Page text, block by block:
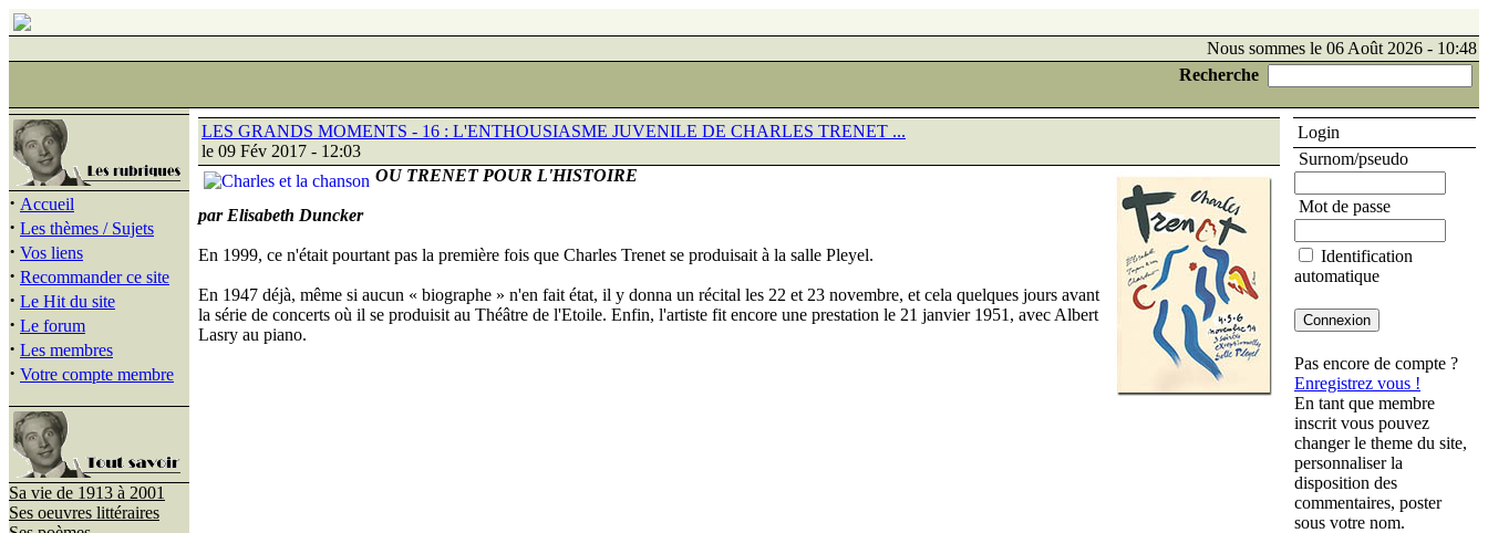
Nous sommes le 06 Août 2026 - 10:48
Recherche
· Accueil
· Les thèmes / Sujets
· Vos liens
· Recommander ce site
· Le Hit du site
· Le forum
· Les membres
· Votre compte membre
Sa vie de 1913 à 2001
Ses oeuvres littéraires
LES GRANDS MOMENTS - 16 : L'ENTHOUSIASME JUVENILE DE CHARLES TRENET ...
le 09 Fév 2017 - 12:03
OU TRENET POUR L'HISTOIRE
par Elisabeth Duncker
En 1999, ce n'était pourtant pas la première fois que Charles Trenet se produisait à la salle Pleyel.
En 1947 déjà, même si aucun « biographe » n'en fait état, il y donna un récital les 22 et 23 novembre, et cela quelques jours avant
la série de concerts où il se produisit au Théâtre de l'Etoile. Enfin, l'artiste fit encore une prestation le 21 janvier 1951, avec Albert
Lasry au piano.
Login
Surnom/pseudo
Mot de passe
Identification
automatique
Pas encore de compte ?
Enregistrez vous !
En tant que membre
inscrit vous pouvez
changer le theme du site,
personnaliser la
disposition des
commentaires, poster
sous votre nom.